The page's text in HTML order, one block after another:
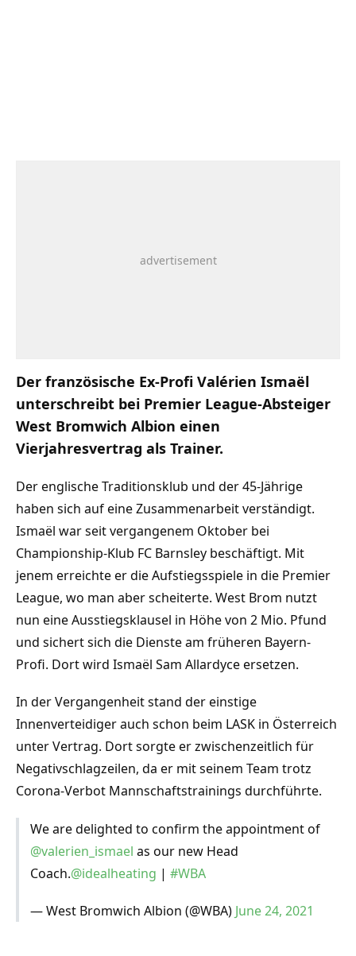
Der französische Ex-Profi Valérien Ismaël
unterschreibt bei Premier League-Absteiger
West Bromwich Albion einen
Vierjahresvertrag als Trainer.
Der englische Traditionsklub und der 45-Jährige
haben sich auf eine Zusammenarbeit verständigt.
Ismaël war seit vergangenem Oktober bei
Championship-Klub FC Barnsley beschäftigt. Mit
jenem erreichte er die Aufstiegsspiele in die Premier
League, wo man aber scheiterte. West Brom nutzt
nun eine Ausstiegsklausel in Höhe von 2 Mio. Pfund
und sichert sich die Dienste am früheren Bayern-
Profi. Dort wird Ismaël Sam Allardyce ersetzen.
In der Vergangenheit stand der einstige
Innenverteidiger auch schon beim LASK in Österreich
unter Vertrag. Dort sorgte er zwischenzeitlich für
Negativschlagzeilen, da er mit seinem Team trotz
Corona-Verbot Mannschaftstrainings durchführte.
We are delighted to confirm the appointment of
@valerien_ismael as our new Head
Coach.@idealheating | #WBA
— West Bromwich Albion (@WBA) June 24, 2021